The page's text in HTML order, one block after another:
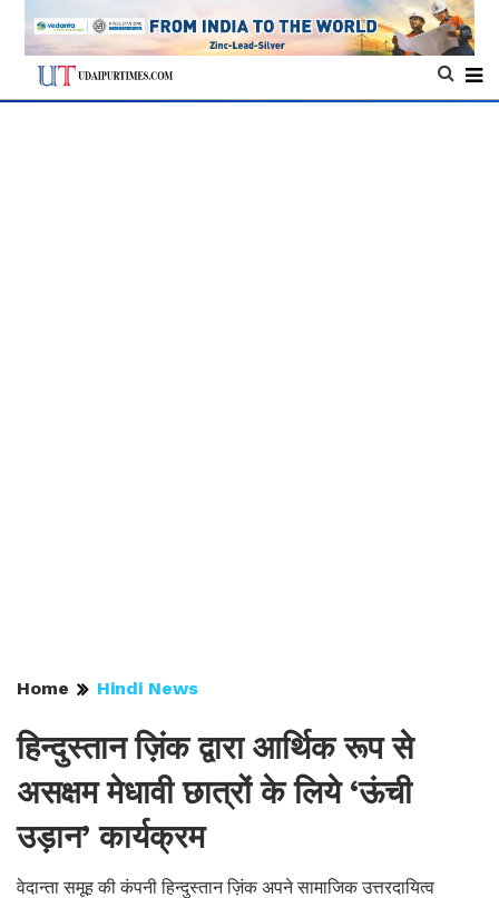
Home Hindi News
हिन्दुस्तान ज़िंक द्वारा आर्थिक रूप से
असक्षम मेधावी छात्रों के लिये ‘ऊंची
उड़ान’ कार्यक्रम
वेदान्ता समूह की कंपनी हिन्दुस्तान ज़िंक अपने सामाजिक उत्तरदायित्व